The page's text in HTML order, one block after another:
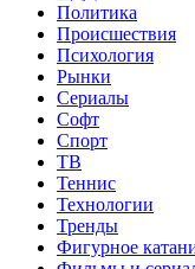
Политика
Происшествия
Психология
Рынки
Сериалы
Софт
Спорт
ТВ
Теннис
Технологии
Тренды
Фигурное